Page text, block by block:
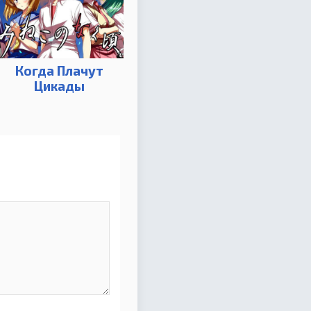
Когда Плачут
Цикады